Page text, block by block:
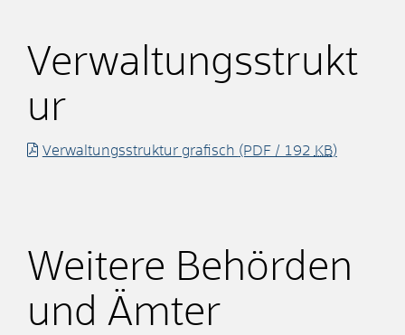
Verwaltungsstrukt
ur
Verwaltungsstruktur grafisch (PDF / 192 KB)
Weitere Behörden
und Ämter